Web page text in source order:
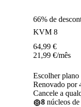
66% de
KVM 8
64,99 €
21,99 €/mês
Escolher plano
Renovado por
Cancele a
8 núcleos